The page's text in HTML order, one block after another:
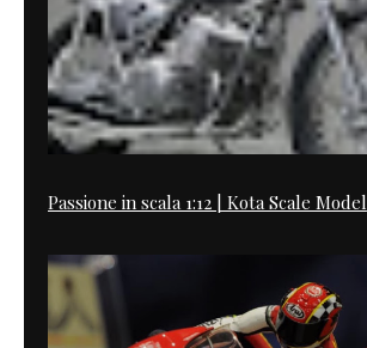
Passione in scala 1:12 | Kota Scale Model